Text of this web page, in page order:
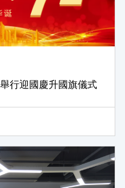
行迎國慶升國旗儀式